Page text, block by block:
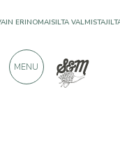
ERINOMAISILTA
900 POSITIIVISTA ARVOSTELUA
MENU